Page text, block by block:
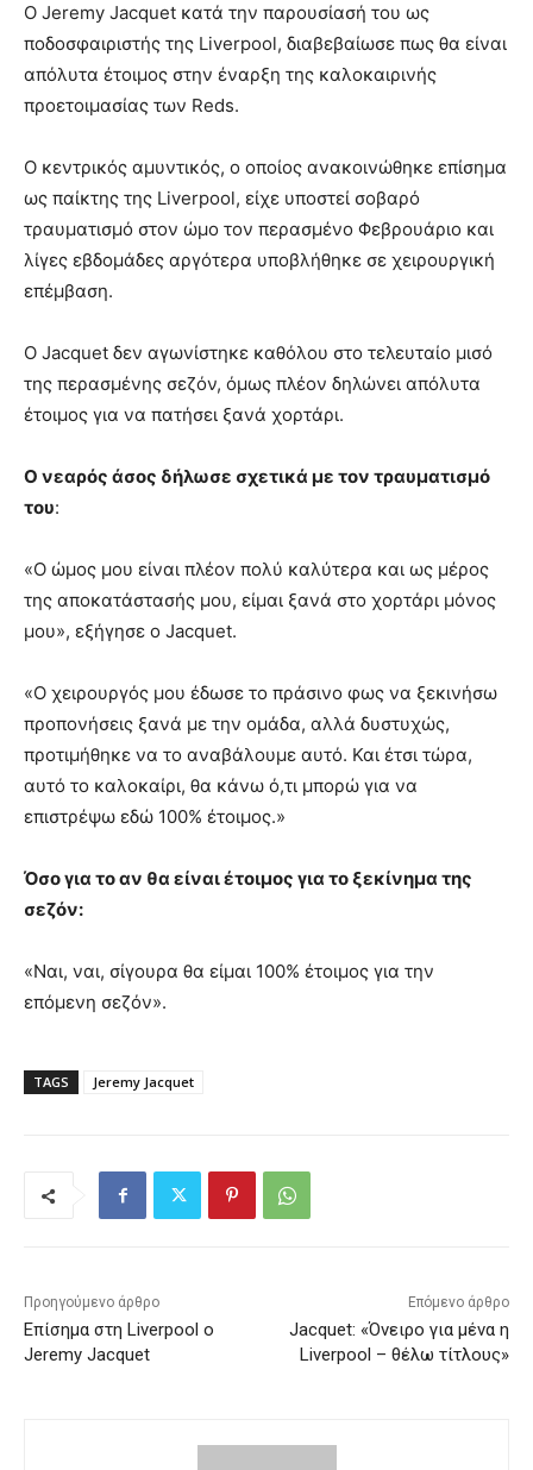
Ο Jeremy Jacquet κατά την παρουσίασή του ως
ποδοσφαιριστής της Liverpool, διαβεβαίωσε πως θα είναι
απόλυτα έτοιμος στην έναρξη της καλοκαιρινής
προετοιμασίας των Reds.
Ο κεντρικός αμυντικός, ο οποίος ανακοινώθηκε επίσημα
ως παίκτης της Liverpool, είχε υποστεί σοβαρό
τραυματισμό στον ώμο τον περασμένο Φεβρουάριο και
λίγες εβδομάδες αργότερα υποβλήθηκε σε χειρουργική
επέμβαση.
Ο Jacquet δεν αγωνίστηκε καθόλου στο τελευταίο μισό
της περασμένης σεζόν, όμως πλέον δηλώνει απόλυτα
έτοιμος για να πατήσει ξανά χορτάρι.
Ο νεαρός άσος δήλωσε σχετικά με τον τραυματισμό
του:
«Ο ώμος μου είναι πλέον πολύ καλύτερα και ως μέρος
της αποκατάστασής μου, είμαι ξανά στο χορτάρι μόνος
μου», εξήγησε ο Jacquet.
«Ο χειρουργός μου έδωσε το πράσινο φως να ξεκινήσω
προπονήσεις ξανά με την ομάδα, αλλά δυστυχώς,
προτιμήθηκε να το αναβάλουμε αυτό. Και έτσι τώρα,
αυτό το καλοκαίρι, θα κάνω ό,τι μπορώ για να
επιστρέψω εδώ 100% έτοιμος.»
Όσο για το αν θα είναι έτοιμος για το ξεκίνημα της
σεζόν:
«Ναι, ναι, σίγουρα θα είμαι 100% έτοιμος για την
επόμενη σεζόν».
TAGS Jeremy Jacquet
Προηγούμενο άρθρο
Επίσημα στη Liverpool ο
Jeremy Jacquet
Επόμενο άρθρο
Jacquet: «Όνειρο για μένα η
Liverpool – θέλω τίτλους»